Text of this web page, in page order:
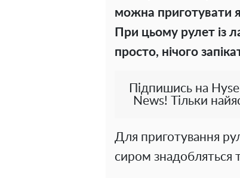
можна приготувати
При цьому рулет із
просто, нічого
Підпишись на
News! Тільки
Для приготування
сиром знадобляться